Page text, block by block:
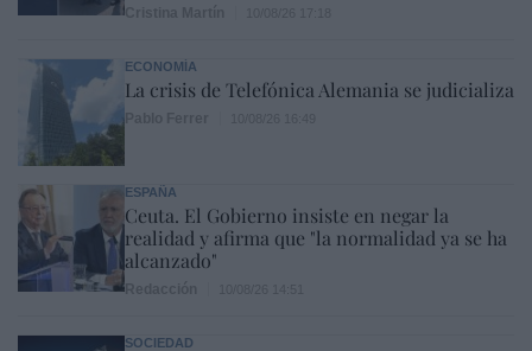
ECONOMÍA
La crisis de Telefónica Alemania se judicializa
ESPAÑA
Ceuta. El Gobierno insiste en negar la
realidad y afirma que "la normalidad ya se ha
alcanzado"
SOCIEDAD